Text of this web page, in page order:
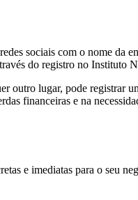
sociais com o nome da
do registro no Instituto
outro lugar, pode registrar
financeiras e na
e imediatas para o seu